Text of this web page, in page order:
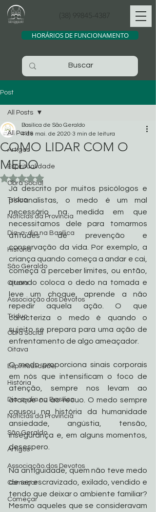
(38) 99845-4387
HORÁRIOS DE FUNCIONAMENTO
Post
All Posts
Artigos
Espiritualidade
Obra Social
Tríduo
Noticias da Província
Dia-a-dia na Basílica
História
São Geraldo
Oitava
Associação dos Devotos
Tríduo
Obra Social
Oitava
Espiritualidade
História
Dia-a-dia na Basílica
Noticias da Província
São Geraldo
Artigos
Associação dos Devotos
Começar
Começar
All Posts
COMO LIDAR COM O
MEDO
Basílica de São Geraldo
4 de mai. de 2020 3 min de leitura
Avaliado com NaN de 5 estrelas.
Já descrito por muitos psicólogos e
psicanalistas, o medo é um mal
necessário na medida em que
necessitamos dele para tomarmos
atitudes de prevenção e
conservação da vida. Por exemplo, a
criança quando começa a andar e cai,
começa a perceber limites, ou então,
quando coloca o dedo na tomada e
leve um choque, aprende a não
repedir aquela ação. O que
caracteriza o medo é quando o
sujeito se prepara para uma ação de
enfrentamento de algo ameaçador.
O medo proporciona sinais corporais
em nós que intensificam o foco de
atenção, sempre nos levam ao
ataque ou ao recuo. O medo sempre
causou na história da humanidade
ansiedade, angústia, tensão,
insegurança e, em alguns momentos,
desespero.
Na antiguidade, quem não teve medo
de ser escravizado, exilado, vendido e
tendo que deixar o ambiente familiar?
Mesmo aqueles que se consideravam